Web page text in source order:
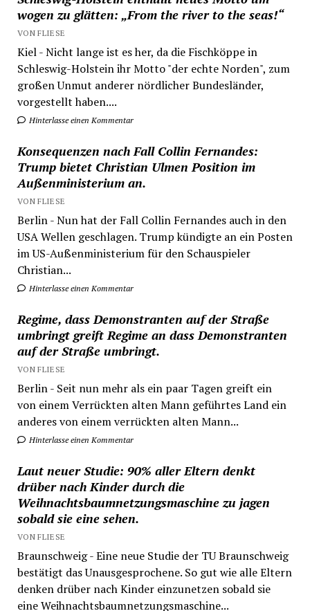
wogen zu glätten: „From the river to the seas!“
VON FLIESE
Kiel - Nicht lange ist es her, da die Fischköppe in
Schleswig-Holstein ihr Motto "der echte Norden", zum
großen Unmut anderer nördlicher Bundesländer,
vorgestellt haben....
Hinterlasse einen Kommentar
Konsequenzen nach Fall Collin Fernandes:
Trump bietet Christian Ulmen Position im
Außenministerium an.
VON FLIESE
Berlin - Nun hat der Fall Collin Fernandes auch in den
USA Wellen geschlagen. Trump kündigte an ein Posten
im US-Außenministerium für den Schauspieler
Christian...
Hinterlasse einen Kommentar
Regime, dass Demonstranten auf der Straße
umbringt greift Regime an dass Demonstranten
auf der Straße umbringt.
VON FLIESE
Berlin - Seit nun mehr als ein paar Tagen greift ein
von einem Verrückten alten Mann geführtes Land ein
anderes von einem verrückten alten Mann...
Hinterlasse einen Kommentar
Laut neuer Studie: 90% aller Eltern denkt
drüber nach Kinder durch die
Weihnachtsbaumnetzungsmaschine zu jagen
sobald sie eine sehen.
VON FLIESE
Braunschweig - Eine neue Studie der TU Braunschweig
bestätigt das Unausgesprochene. So gut wie alle Eltern
denken drüber nach Kinder einzunetzen sobald sie
eine Weihnachtsbaumnetzungsmaschine...